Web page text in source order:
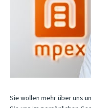
Sie wollen mehr über uns